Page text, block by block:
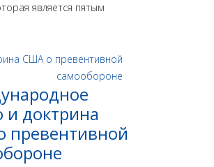
является пятым
и доктрина
превентивной